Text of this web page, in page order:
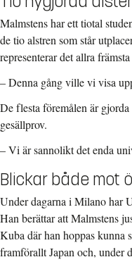
Malmstens har ett tiotal
de tio alstren som står
representerar det allra
– Denna gång ville vi visa
De flesta föremålen är
gesällprov.
– Vi är sannolikt det enda
Blickar både mot
Under dagarna i Milano har
Han berättar att Malmstens
Kuba där han hoppas kunna
framförallt Japan och, under